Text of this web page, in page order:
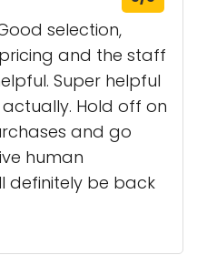
selection,
and the staff
Super helpful
Hold off on
and go
human
definitely be back